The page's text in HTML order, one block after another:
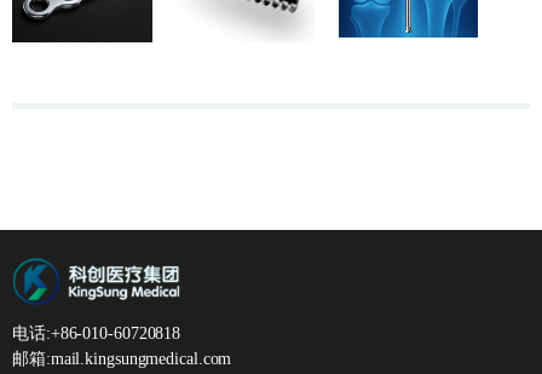
电话:+86-010-60720818
邮箱:mail.kingsungmedical.com